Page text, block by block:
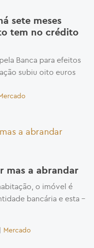
sete meses
tem no crédito
Banca para efeitos
subiu oito euros
mas a abrandar
o imóvel é
bancária e esta –
Mercado